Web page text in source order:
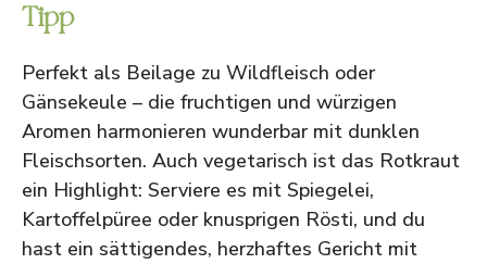
Tipp
Perfekt als Beilage zu Wildfleisch oder
Gänsekeule – die fruchtigen und würzigen
Aromen harmonieren wunderbar mit dunklen
Fleischsorten. Auch vegetarisch ist das Rotkraut
ein Highlight: Serviere es mit Spiegelei,
Kartoffelpüree oder knusprigen Rösti, und du
hast ein sättigendes, herzhaftes Gericht mit